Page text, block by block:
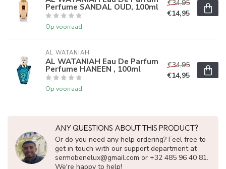
Perfume SANDAL OUD, 100ml
Op voorraad
€34,95
€14,95
AL WATANIAH
AL WATANIAH Eau De Parfum
Perfume HANEEN , 100ml
Op voorraad
€34,95
€14,95
ANY QUESTIONS ABOUT THIS PRODUCT?
Or do you need any help ordering? Feel free to
get in touch with our support department at
sermobenelux@gmail.com or +32 485 96 40 81.
We're happy to help!